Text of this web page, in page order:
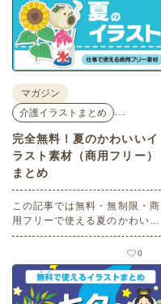
マガジン
介護イラストまとめ
完全無料！夏のかわいいイ
ラスト素材（商用フリー）
まとめ
この記事では無料・無制限・商
用フリーで使える夏のかわいい
イラスト素材を多数ご紹介いた
します。夏の花であるひまわり
や朝顔、夏祭り、花火、七夕な
ど夏ならではのかわいいイラス
トをご用意！ポスターやパンフ
0